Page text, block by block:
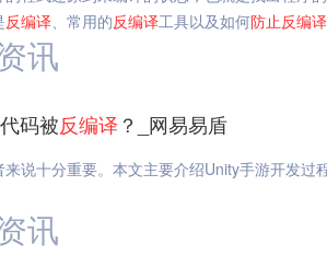
反编译、常用的反编译工具以及如何防止反编译
讯
码被反编译 ？_网易易盾
说十分重要。本文主要介绍Unity手游开发
讯